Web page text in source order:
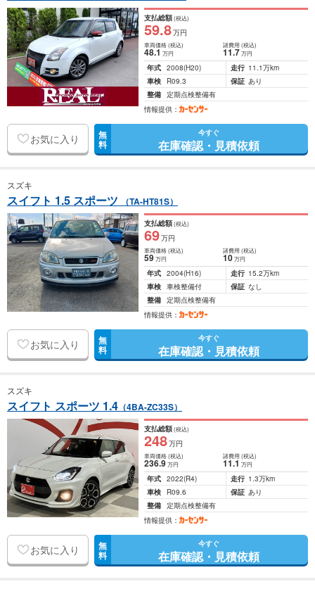
支払総額(税込)
59.8万円
車両価格(税込)
48.1万円
諸費用 (税込)
11.7 万円
年式 2008(H20) 走行 11.1万km
車検
R09.3 保証 あり
整備 定期点検整備有
情報提供：
お気に入り 無
料
今すぐ
在庫確認・見積依頼
スズキ
スイフト 1.5 スポーツ （TA-HT81S）
支払総額(税込)
69万円
車両価格(税込)
59万円
諸費用 (税込)
10 万円
年式 2004(H16) 走行 15.2万km
車検 車検整備付 保証 なし
整備 定期点検整備有
情報提供：
お気に入り 無
料
今すぐ
在庫確認・見積依頼
スズキ
スイフト スポーツ 1.4 （4BA-ZC33S）
支払総額(税込)
248万円
車両価格(税込)
236.9万円
諸費用 (税込)
11.1 万円
年式 2022(R4) 走行 1.3万km
車検
R09.6 保証 あり
整備 定期点検整備有
情報提供：
お気に入り 無
料
今すぐ
在庫確認・見積依頼